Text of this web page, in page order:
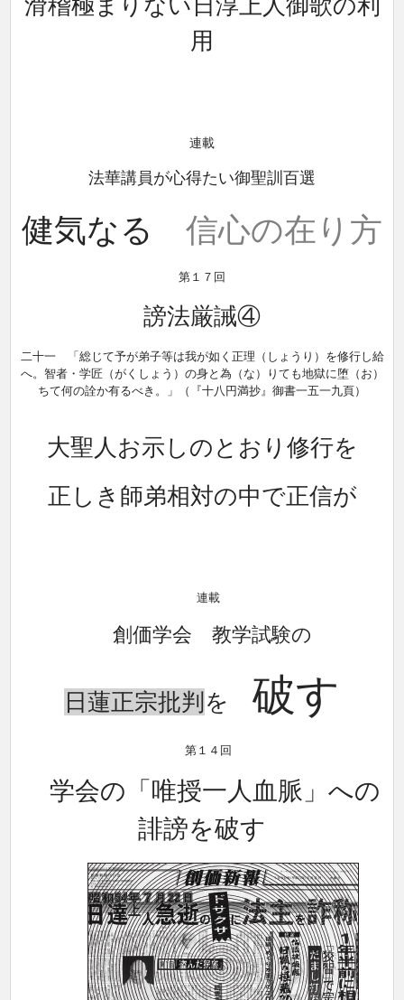
用
連載
法華講員が心得たい御聖訓百選
健気なる 信心の在り方
第１７回
謗法厳誡④
二十一 「総じて予が弟子等は我が如く正理（しょうり）を修行し給
へ。智者・学匠（がくしょう）の身と為（な）りても地獄に堕（お）
ちて何の詮か有るべき。」（『十八円満抄』御書一五一九頁）
大聖人お示しのとおり修行を
正しき師弟相対の中で正信が
連載
創価学会 教学試験の
日蓮正宗批判 を 破す
第１４回
学会の「唯授一人血脈」への
誹謗を破す